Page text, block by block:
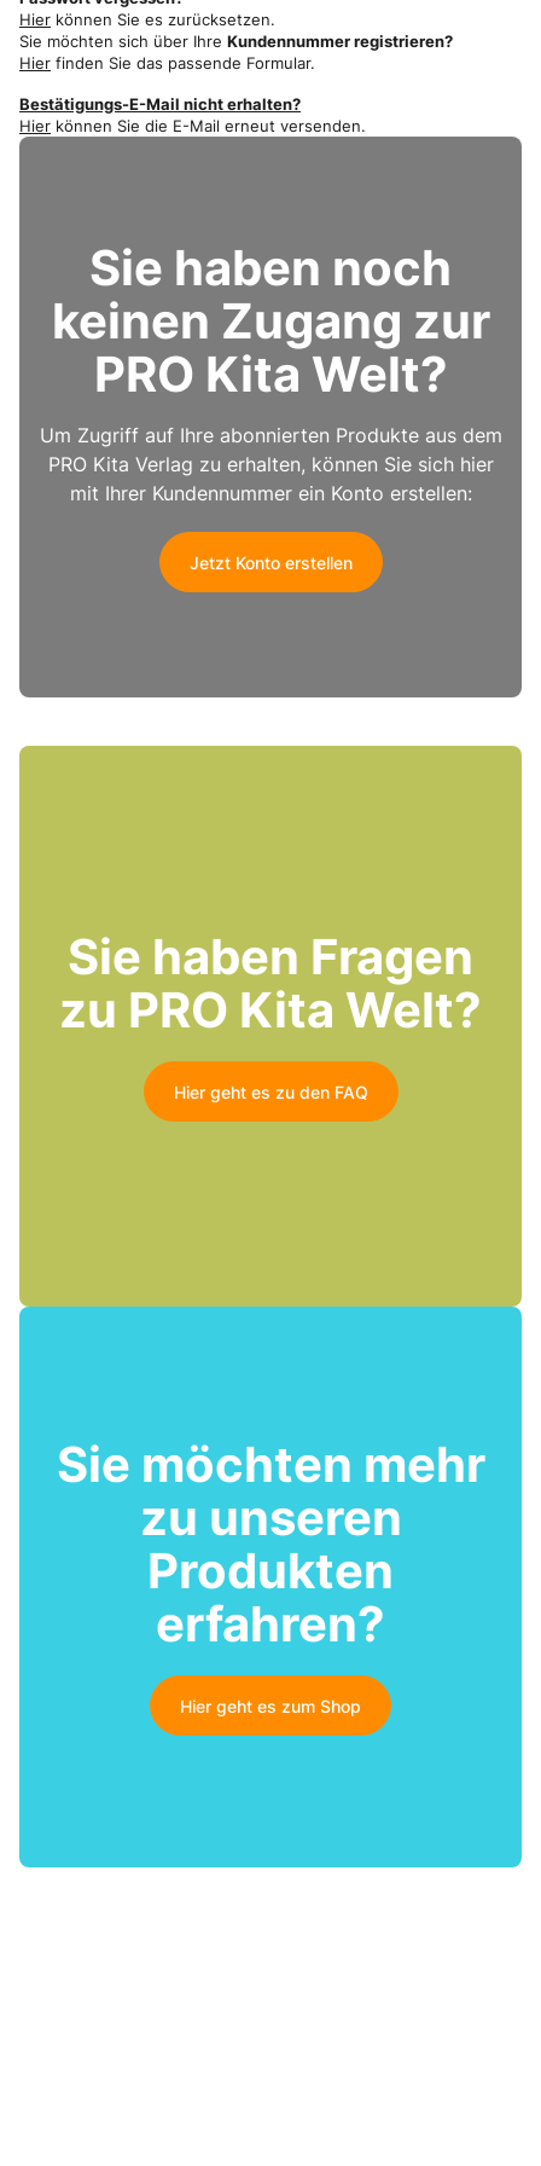
Hier können Sie es zurücksetzen.
Sie möchten sich über Ihre Kundennummer registrieren?
Hier finden Sie das passende Formular.
Bestätigungs-E-Mail nicht erhalten?
Hier können Sie die E-Mail erneut versenden.
Sie haben noch
keinen Zugang zur
PRO Kita Welt?
Um Zugriff auf Ihre abonnierten Produkte aus dem
PRO Kita Verlag zu erhalten, können Sie sich hier
mit Ihrer Kundennummer ein Konto erstellen:
Jetzt Konto erstellen
Sie haben Fragen
zu PRO Kita Welt?
Hier geht es zu den FAQ
Sie möchten mehr
zu unseren
Produkten
erfahren?
Hier geht es zum Shop